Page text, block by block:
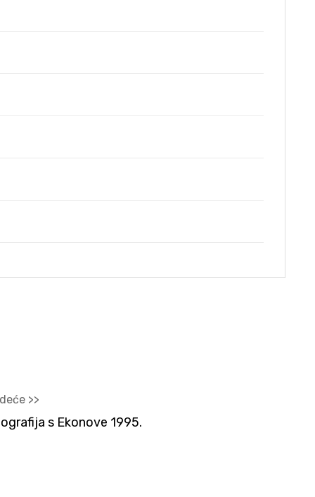
>>
s Ekonove 1995.